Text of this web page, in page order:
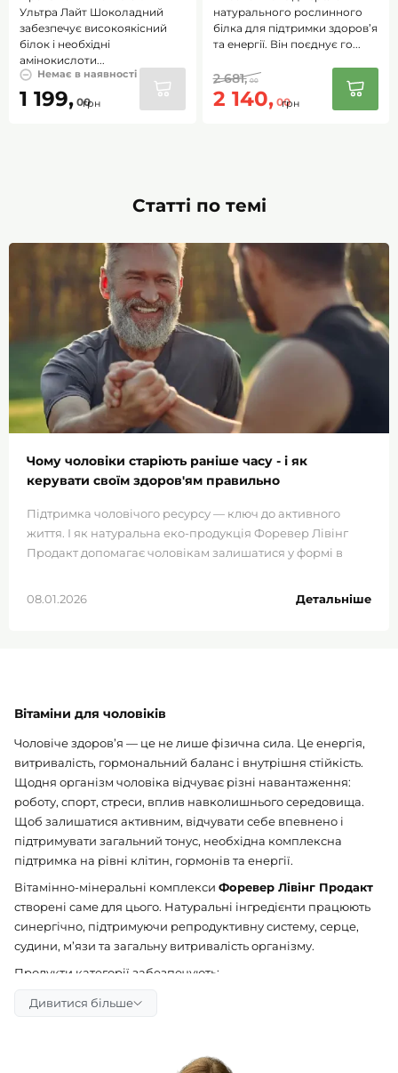
375 г
Ультра Лайт Шоколадний
забезпечує високоякісний
білок і необхідні
амінокислоти...
Немає в наявності
1 199, 00грн
натурального рослинного
білка для підтримки здоров’я
та енергії. Він поєднує го...
2 140, 00грн
2 681, 00
Статті по темі
Чому чоловіки старіють раніше часу - і як
керувати своїм здоров'ям правильно
Підтримка чоловічого ресурсу — ключ до активного
життя. І як натуральна еко-продукція Форевер Лівінг
Продакт допомагає чоловікам залишатися у формі в
08.01.2026
Детальніше
Вітаміни для чоловіків
Чоловіче здоров’я — це не лише фізична сила. Це енергія,
витривалість, гормональний баланс і внутрішня стійкість.
Щодня організм чоловіка відчуває різні навантаження:
роботу, спорт, стреси, вплив навколишнього середовища.
Щоб залишатися активним, відчувати себе впевнено і
підтримувати загальний тонус, необхідна комплексна
підтримка на рівні клітин, гормонів та енергії.
Вітамінно-мінеральні комплекси Форевер Лівінг Продакт
створені саме для цього. Натуральні інгредієнти працюють
синергічно, підтримуючи репродуктивну систему, серце,
судини, м’язи та загальну витривалість організму.
Продукти категорії забезпечують:
Енергію та витривалість
— нормалізація рівня тестостерону та гормонального
Дивитися більше